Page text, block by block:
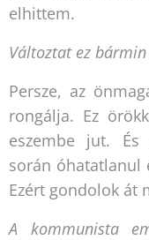
elhittem.
Változtat ez bármin
Persze, az
rongálja. Ez
eszembe jut.
során óhatatlanul
Ezért gondolok át
A kommunista